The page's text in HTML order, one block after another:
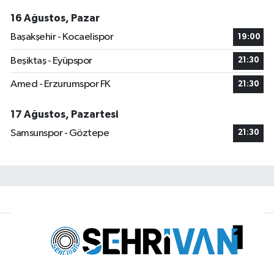
16 Ağustos, Pazar
Başakşehir - Kocaelispor
19:00
Beşiktaş - Eyüpspor 21:30
Amed - Erzurumspor FK 21:30
17 Ağustos, Pazartesi
Samsunspor - Göztepe
21:30